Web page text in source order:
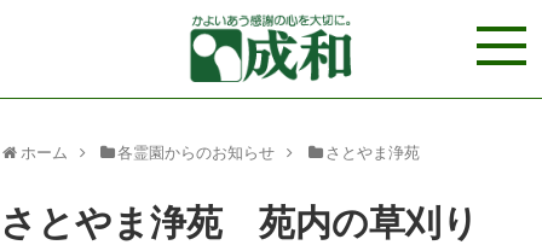
ホーム 各霊園からのお知らせ さとやま浄苑
さとやま浄苑 苑内の草刈り